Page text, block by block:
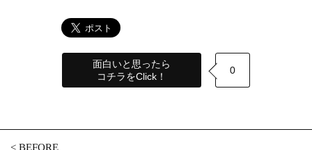
面白いと思ったら
コチラをClick！
0
<BEFORE